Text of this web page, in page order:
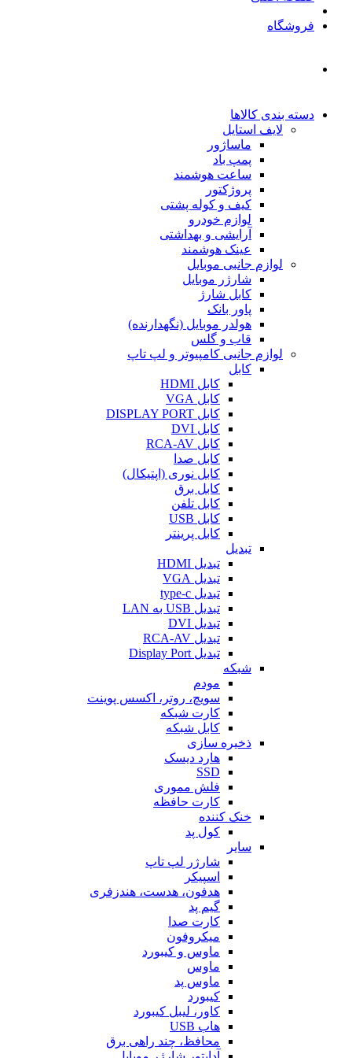
فروشگاه
دسته بندی کالاها
لایف استایل
ماساژور
پمپ باد
ساعت هوشمند
پروژکتور
کیف و کوله پشتی
لوازم خودرو
آرایشی و بهداشتی
عینک هوشمند
لوازم جانبی موبایل
شارژر موبایل
کابل شارژ
پاور بانک
هولدر موبایل (نگهدارنده)
قاب و گلس
لوازم جانبی کامپیوتر و لپ تاپ
کابل
کابل HDMI
کابل VGA
کابل DISPLAY PORT
کابل DVI
کابل RCA-AV
کابل صدا
کابل نوری (اپتیکال)
کابل برق
کابل تلفن
کابل USB
کابل پرینتر
تبدیل
تبدیل HDMI
تبدیل VGA
تبدیل type-c
تبدیل USB به LAN
تبدیل DVI
تبدیل RCA-AV
تبدیل Display Port
شبکه
مودم
سویچ، روتر، اکسس پوینت
کارت شبکه
کابل شبکه
ذخیره سازی
هارد دیسک
SSD
فلش مموری
کارت حافظه
خنک کننده
کول پد
سایر
شارژر لپ تاپ
اسپیکر
هدفون، هدست، هندزفری
گیم پد
کارت صدا
میکروفون
ماوس و کیبورد
ماوس
ماوس پد
کیبورد
کاور، لیبل کیبورد
هاب USB
محافظ، چند راهی برق